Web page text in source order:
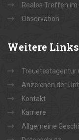
Reales Treffen
Observation
Weitere Links
Treuetestagentur
Anzeichen der
Kontakt
Karriere
Allgemeine